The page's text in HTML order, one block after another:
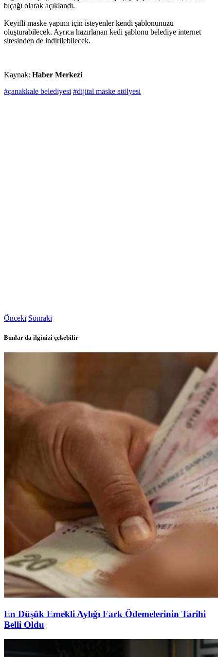
bıçağı olarak açıklandı.
Keyifli maske yapımı için isteyenler kendi şablonunuzu
oluşturabilecek. Ayrıca hazırlanan kedi şablonu belediye internet
sitesinden de indirilebilecek.
Kaynak: Haber Merkezi
#çanakkale belediyesi #dijital maske atölyesi
Önceki Sonraki
Bunlar da ilginizi çekebilir
En Düşük Emekli Aylığı Fark Ödemelerinin Tarihi
Belli Oldu